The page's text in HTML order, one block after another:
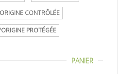
CONTRÔLÉE
PROTÉGÉE
PANIER